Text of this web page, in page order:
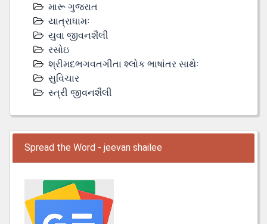
મારૂ ગુજરાત
યાત્રાધામઃ
યુવા જીવનશૈલી
રસોઇ
શ્રીમદભગવતગીતા શ્લોક ભાષાંતર સાથેઃ
સુવિચાર
સ્ત્રી જીવનશૈલી
Spread the Word - jeevan shailee